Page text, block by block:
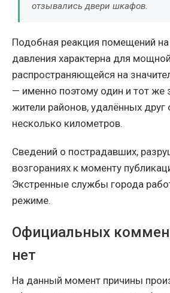
отзывались двери шкафов.
Подобная реакция помещений
давления характерна для
распространяющейся на
— именно поэтому один и тот же
жители районов, удалённых друг
несколько километров.
Сведений о пострадавших,
возгораниях к моменту
Экстренные службы города
режиме.
Официальных
нет
На данный момент причины